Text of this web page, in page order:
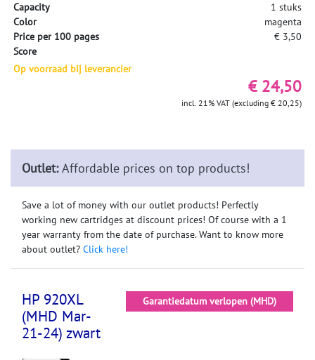
Capacity
1 stuks
Color
magenta
Price per 100 pages
€ 3,50
Score
Op voorraad bij leverancier
€ 24,50
incl. 21% VAT (excluding € 20,25)
Outlet:Affordable prices on top products!
Save a lot of money with our outlet products! Perfectly
working new cartridges at discount prices! Of course with a 1
year warranty from the date of purchase. Want to know more
about outlet? Click here!
HP 920XL
(MHD Mar-
21-24) zwart
Garantiedatum verlopen (MHD)